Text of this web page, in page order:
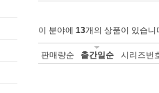
이 분야에 13개의 상품이 있습니
판매량순 출간일순 시리즈번